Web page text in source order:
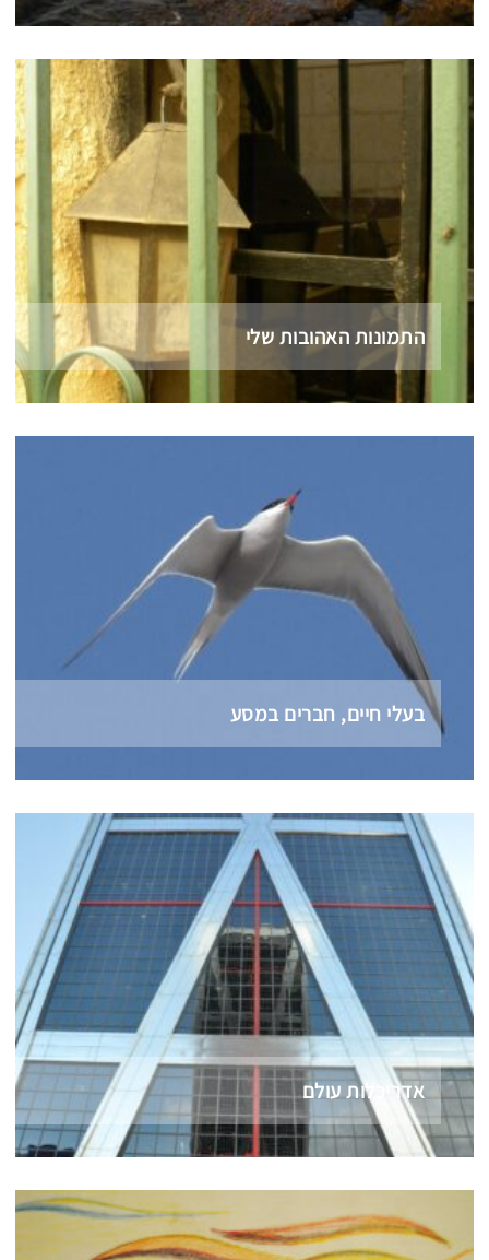
התמונות האהובות שלי
בעלי חיים, חברים במסע
אדריכלות עולם